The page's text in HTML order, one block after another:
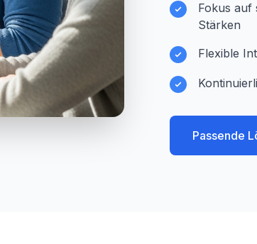
Fokus auf
Stärken
Flexible
Passende